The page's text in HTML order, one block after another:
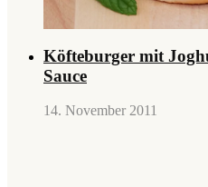
Köfteburger mit
Sauce
14. November 2011